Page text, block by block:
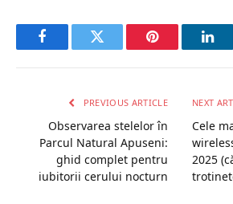
FacebookTwitter Pinterest
PREVIOUS ARTICLE
Observarea stelelor în
Parcul Natural Apuseni:
ghid complet pentru
iubitorii cerului nocturn
NEXT
Cele
2025